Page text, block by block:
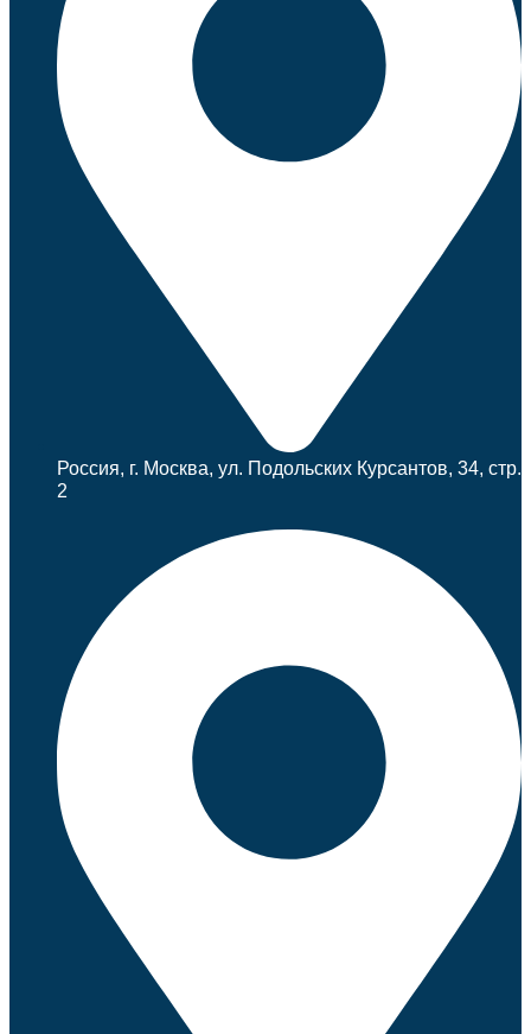
Россия, г. Москва, ул. Подольских Курсантов, 34, стр.
2